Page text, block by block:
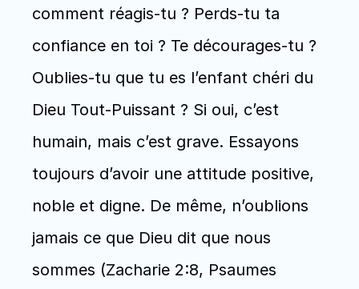
comment réagis-tu ? Perds-tu ta
confiance en toi ? Te décourages-tu ?
Oublies-tu que tu es l’enfant chéri du
Dieu Tout-Puissant ? Si oui, c’est
humain, mais c’est grave. Essayons
toujours d’avoir une attitude positive,
noble et digne. De même, n’oublions
jamais ce que Dieu dit que nous
sommes (Zacharie 2:8, Psaumes